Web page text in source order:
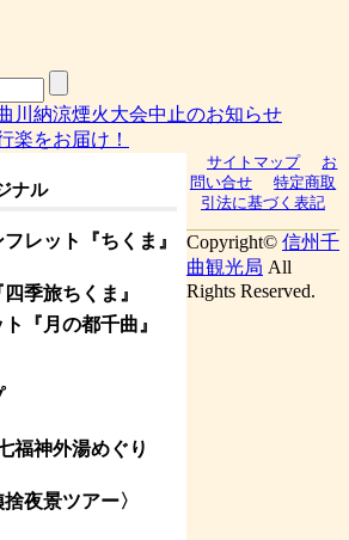
川納涼煙火大会中止のお知らせ
楽をお届け！
ナル
レット 『ちくま 』
季旅ちくま』
『月の都千曲 』
福神外湯めぐり
夜景ツアー〉
サイトマップ
お
問い合せ
特定商取
引法に基づく表記
Copyright© 信州千
曲観光局 All
Rights Reserved.